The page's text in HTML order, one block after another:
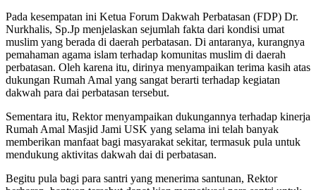
Pada kesempatan ini Ketua Forum Dakwah Perbatasan (FDP) Dr.
Nurkhalis, Sp.Jp menjelaskan sejumlah fakta dari kondisi umat
muslim yang berada di daerah perbatasan. Di antaranya, kurangnya
pemahaman agama islam terhadap komunitas muslim di daerah
perbatasan. Oleh karena itu, dirinya menyampaikan terima kasih atas
dukungan Rumah Amal yang sangat berarti terhadap kegiatan
dakwah para dai perbatasan tersebut.
Sementara itu, Rektor menyampaikan dukungannya terhadap kinerja
Rumah Amal Masjid Jami USK yang selama ini telah banyak
memberikan manfaat bagi masyarakat sekitar, termasuk pula untuk
mendukung aktivitas dakwah dai di perbatasan.
Begitu pula bagi para santri yang menerima santunan, Rektor